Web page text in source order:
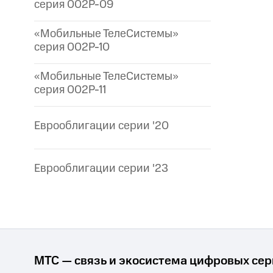
серия 002P-09
«Мобильные ТелеСистемы»
серия 002P-10
«Мобильные ТелеСистемы»
серия 002P-11
Еврооблигации серии '20
Еврооблигации серии '23
МТС — связь и экосистема цифровых